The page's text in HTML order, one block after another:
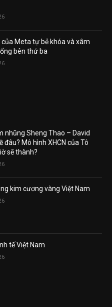
của Meta tự bẻ khóa và xâm
bên thứ ba
nhũng Sheng Thao – David
đâu? Mô hình XHCN của Tô
sẽ thành?
kim cương vàng Việt Nam
tế Việt Nam